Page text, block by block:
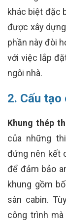
khác biệt đặc
được xây
phần này đòi
với việc lắp
ngôi nhà.
2. Cấu tạo
Khung thép
của những
đứng nên kết
để đảm bảo
khung gồm
sàn cabin.
công trình